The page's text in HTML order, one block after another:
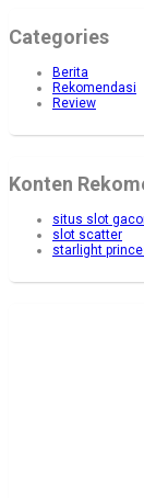
Categories
Berita
Rekomendasi
Review
Konten
situs slot
slot scatter
starlight